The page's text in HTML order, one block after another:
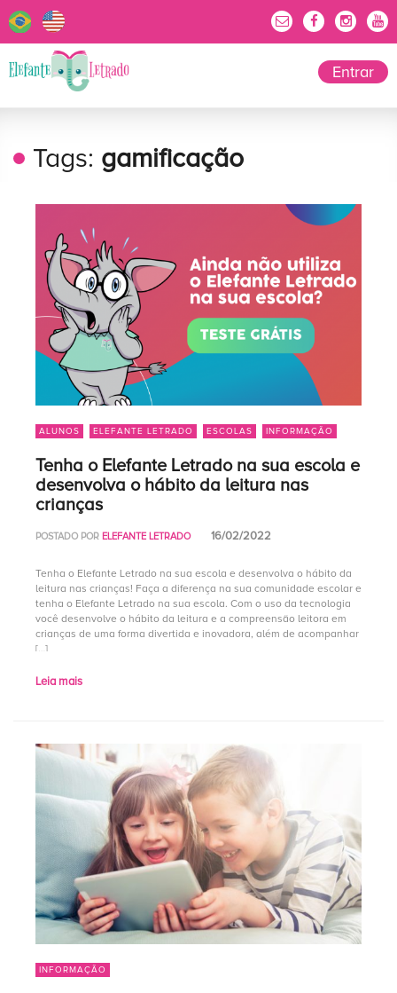
Entrar
Tags: gamificação
ALUNOS ELEFANTE LETRADO ESCOLAS INFORMAÇÃO
Tenha o Elefante Letrado na sua escola e
desenvolva o hábito da leitura nas
crianças
POSTADO POR ELEFANTE LETRADO 16/02/2022
Tenha o Elefante Letrado na sua escola e desenvolva o hábito da
leitura nas crianças! Faça a diferença na sua comunidade escolar e
tenha o Elefante Letrado na sua escola. Com o uso da tecnologia
você desenvolve o hábito da leitura e a compreensão leitora em
crianças de uma forma divertida e inovadora, além de acompanhar
[…]
Leia mais
INFORMAÇÃO